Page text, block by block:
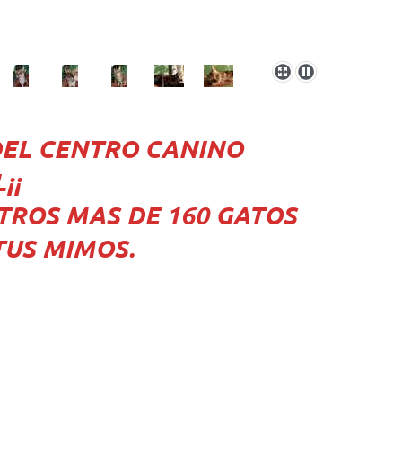
CENTRO CANINO
MAS DE 160 GATOS
MIMOS.